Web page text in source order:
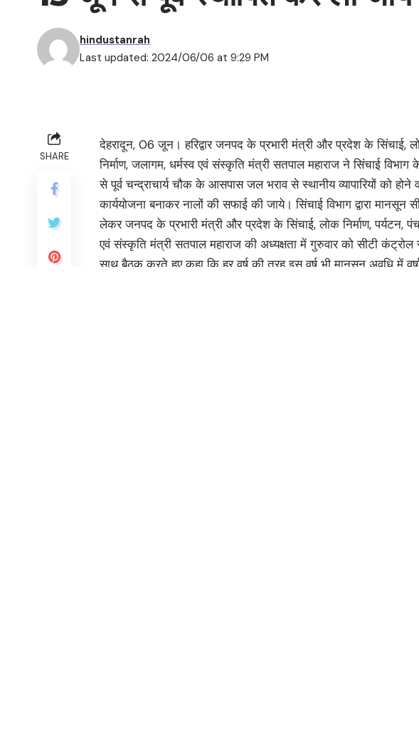
Last updated: 2024/06/06 at 9:29 PM
hindustanrah
SHARE
देहरादून, 06 जून। हरिद्वार जनपद के प्रभारी मंत्री और प्रदेश के सिंचाई,
निर्माण, जलागम, धर्मस्व एवं संस्कृति मंत्री सतपाल महाराज ने सिंचाई
से पूर्व चन्द्राचार्य चौक के आसपास जल भराव से स्थानीय व्यापारियों को
कार्ययोजना बनाकर नालों की सफाई की जाये। सिंचाई विभाग द्वारा
लेकर जनपद के प्रभारी मंत्री और प्रदेश के सिंचाई, लोक निर्माण, पर्यटन,
एवं संस्कृति मंत्री सतपाल महाराज की अध्यक्षता में गुरुवार को सीटी
साथ बैठक करते हुए कहा कि हर वर्ष की तरह इस वर्ष भी मानसून अवधि में